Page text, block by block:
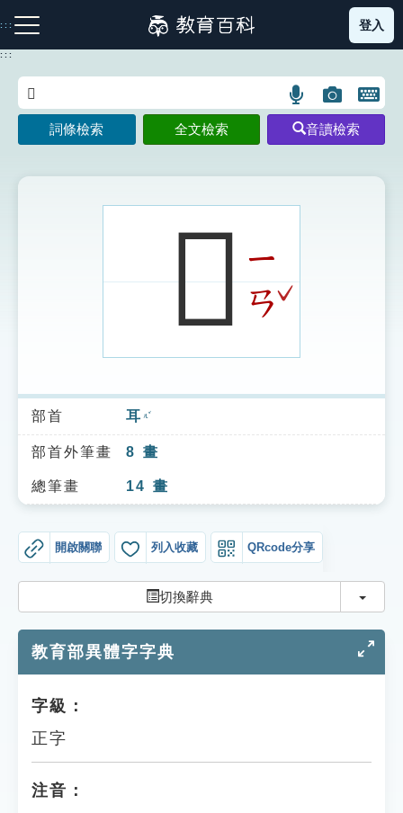
到
主
:::
注音索引圖示 筆畫索引圖示 部首索引表圖示
索引選單
知識索引
單字索引
貓頭鷹博士
登入
:::
語
言
搜
示
圖
片
搜
開
鍵
圖
詞條檢索 全文檢索 音讀檢索
𦖈ㄧ
ㄢ ˇ
部首 耳 ㄦˇ
部首外筆畫 8 畫
總筆畫 14 畫
開啟關聯 列入收藏 QRcode分享
切換辭典 切換
教育部異體字字典
字級：
正字
注音：